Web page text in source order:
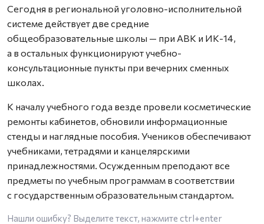
Сегодня в региональной уголовно-исполнительной
системе действует две средние
общеобразовательные школы — при АВК и ИК-14,
а в остальных функционируют учебно-
консультационные пункты при вечерних сменных
школах.
К началу учебного года везде провели косметические
ремонты кабинетов, обновили информационные
стенды и наглядные пособия. Учеников обеспечивают
учебниками, тетрадями и канцелярскими
принадлежностями. Осужденным преподают все
предметы по учебным программам в соответствии
с государственным образовательным стандартом.
Нашли ошибку? Выделите текст, нажмите ctrl+enter